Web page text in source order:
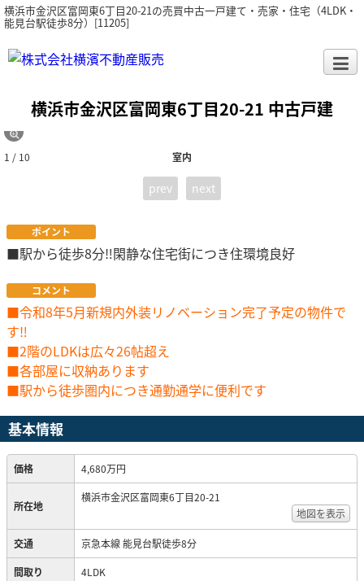
横浜市金沢区富岡東6丁目20-21の売買中古一戸建て・売家・住宅（4LDK・
能見台駅徒歩8分）[11205]
横浜市金沢区富岡東6丁目20-21 中古戸建
室内
1 / 10
prev next
ポイント
■駅から徒歩8分‼閑静な住宅街につき住環境良好
コメント
■令和8年5月新規内外装リノベーション完了予定の物件で
す‼
■2階のLDKは広々26帖超え
■各部屋に収納あります
■駅から徒歩圏内につき通勤通学に便利です
基本情報
価格 4,680万円
所在地
横浜市金沢区富岡東6丁目20-21
地図を表示
交通 京急本線 能見台駅徒歩8分
間取り 4LDK